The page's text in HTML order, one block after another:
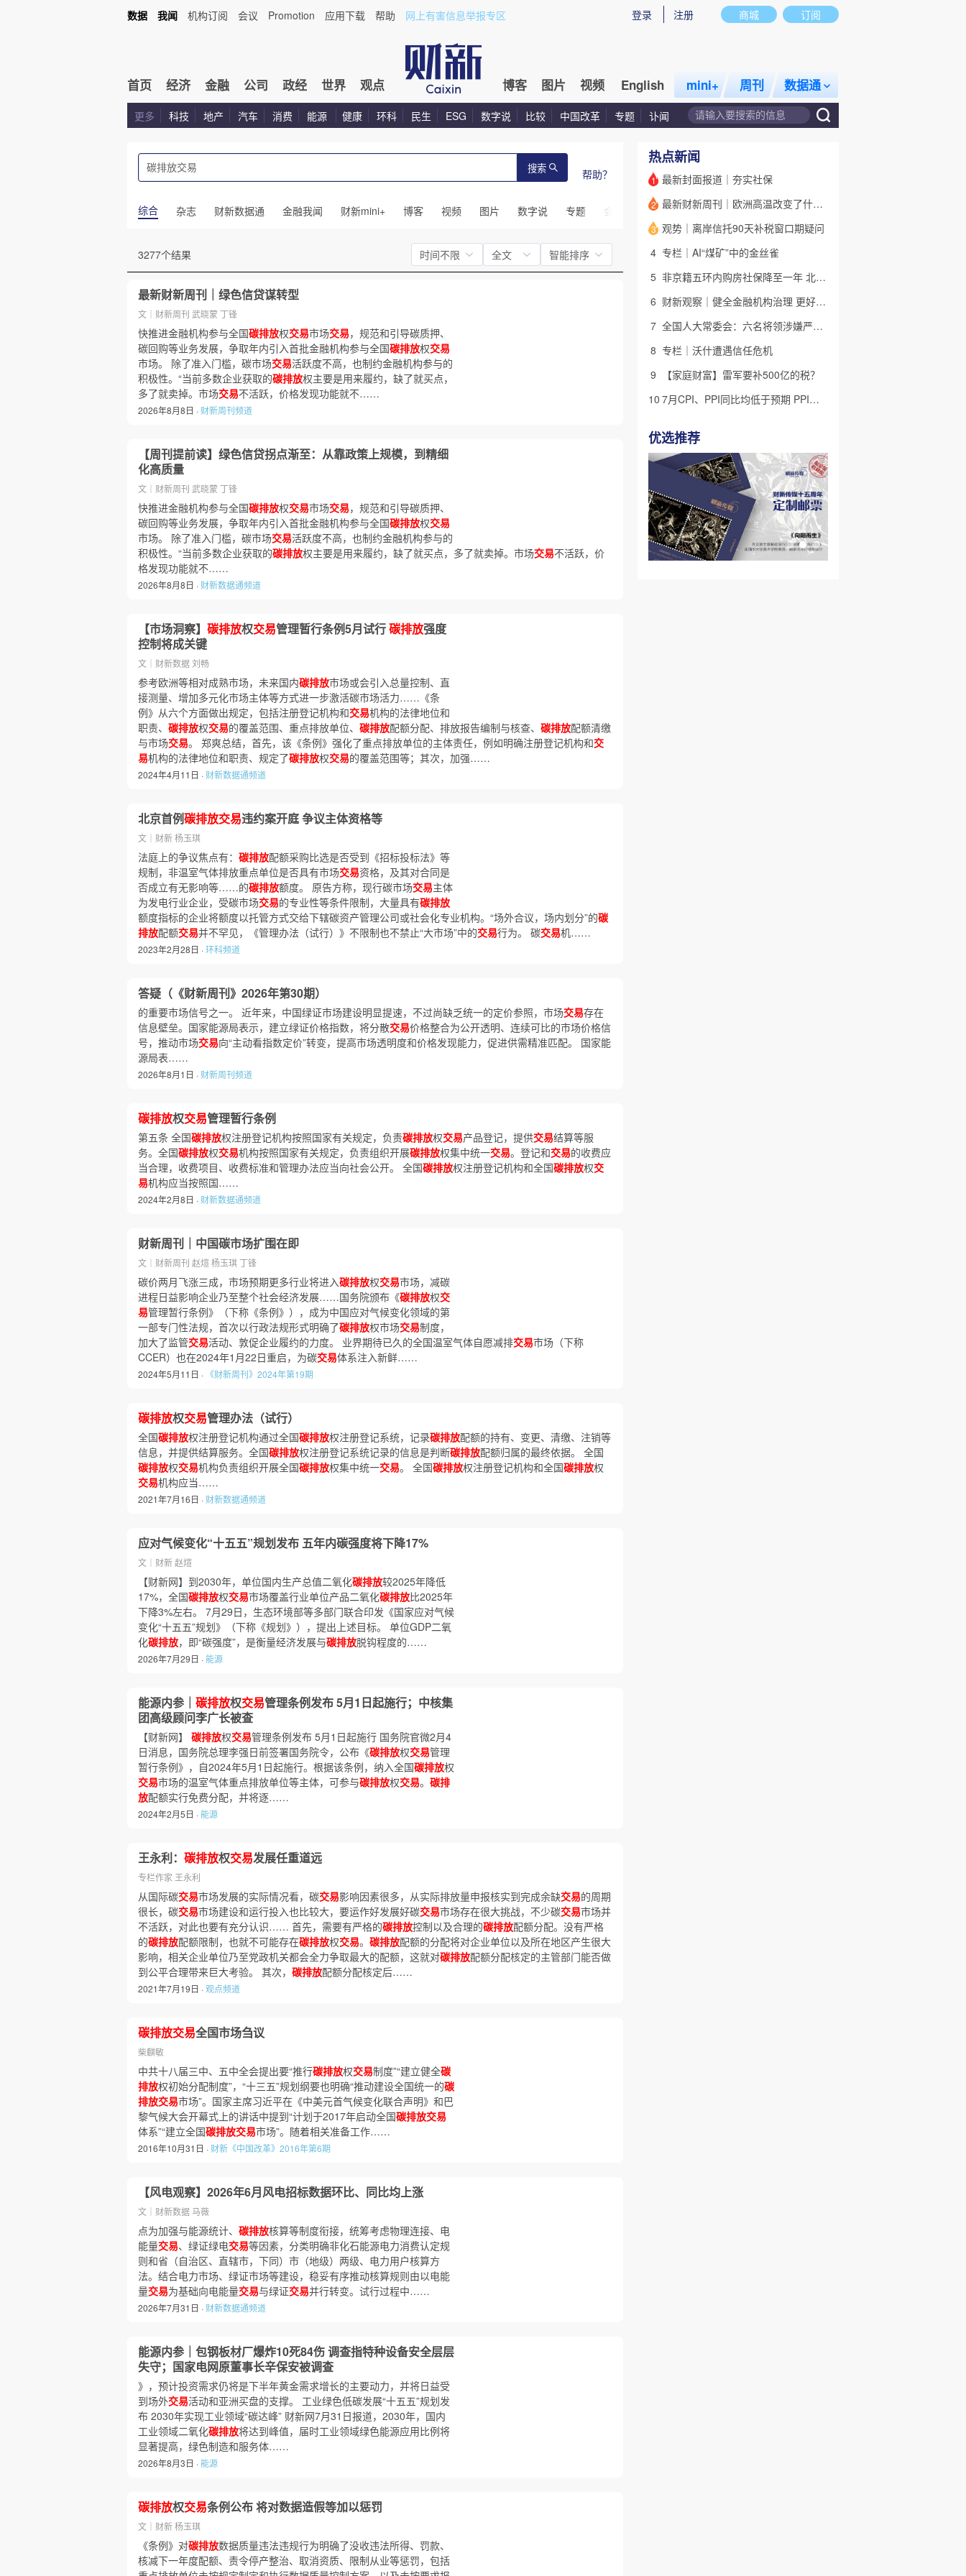
商城 订阅
登录 注册
数据 我闻 机构订阅 会议 Promotion 应用下载 帮助 网上有害信息举报专区
首页 经济 金融 公司 政经 世界 观点 博客 图片 视频 English mini+ 周刊 数据通
更多 科技 地产 汽车 消费 能源 健康 环科 民生 ESG 数字说 比较 中国改革 专题 讣闻
搜索 帮助？
综合 杂志 财新数据通 金融我闻 财新mini+ 博客 视频 图片 数字说 专题 会议 话题 特别呈现 私房课
3277个结果 时间不限 全文 智能排序
最新财新周刊｜绿色信贷谋转型
文｜财新周刊 武晓蒙 丁锋
快推进金融机构参与全国碳排放权交易市场交易，规范和引导碳质押、
碳回购等业务发展，争取年内引入首批金融机构参与全国碳排放权交易
市场。 除了准入门槛，碳市场交易活跃度不高，也制约金融机构参与的
积极性。“当前多数企业获取的碳排放权主要是用来履约，缺了就买点，
多了就卖掉。市场交易不活跃，价格发现功能就不……
2026年8月8日 · 财新周刊频道
【周刊提前读】绿色信贷拐点渐至：从靠政策上规模，到精细
化高质量
文｜财新周刊 武晓蒙 丁锋
快推进金融机构参与全国碳排放权交易市场交易，规范和引导碳质押、
碳回购等业务发展，争取年内引入首批金融机构参与全国碳排放权交易
市场。 除了准入门槛，碳市场交易活跃度不高，也制约金融机构参与的
积极性。“当前多数企业获取的碳排放权主要是用来履约，缺了就买点，多了就卖掉。市场交易不活跃，价
格发现功能就不……
2026年8月8日 · 财新数据通频道
【市场洞察】 碳排放权交易管理暂行条例5月试行碳排放强度
控制将成关键
文｜财新数据 刘畅
参考欧洲等相对成熟市场，未来国内碳排放市场或会引入总量控制、直
接测量、增加多元化市场主体等方式进一步激活碳市场活力……《条
例》从六个方面做出规定，包括注册登记机构和交易机构的法律地位和
职责、 碳排放权交易的覆盖范围、重点排放单位、 碳排放配额分配、排放报告编制与核查、 碳排放配额清缴
与市场交易。 郑爽总结，首先，该《条例》强化了重点排放单位的主体责任，例如明确注册登记机构和交
易机构的法律地位和职责、规定了碳排放权交易的覆盖范围等；其次，加强……
2024年4月11日 · 财新数据通频道
北京首例碳排放交易违约案开庭 争议主体资格等
文｜财新 杨玉琪
法庭上的争议焦点有： 碳排放配额采购比选是否受到《招标投标法》等
规制，非温室气体排放重点单位是否具有市场交易资格，及其对合同是
否成立有无影响等……的碳排放额度。 原告方称，现行碳市场交易主体
为发电行业企业，受碳市场交易的专业性等条件限制，大量具有碳排放
额度指标的企业将额度以托管方式交给下辖碳资产管理公司或社会化专业机构。“场外合议，场内划分”的碳
排放配额交易并不罕见，《管理办法（试行）》不限制也不禁止“大市场”中的交易行为。 碳交易机……
2023年2月28日 ·环科频道
答疑（《财新周刊》2026年第30期）
的重要市场信号之一。 近年来，中国绿证市场建设明显提速，不过尚缺乏统一的定价参照，市场交易存在
信息壁垒。国家能源局表示，建立绿证价格指数，将分散交易价格整合为公开透明、连续可比的市场价格信
号，推动市场交易向“主动看指数定价”转变，提高市场透明度和价格发现能力，促进供需精准匹配。 国家能
源局表……
2026年8月1日 · 财新周刊频道
碳排放权交易管理暂行条例
第五条 全国碳排放权注册登记机构按照国家有关规定，负责碳排放权交易产品登记，提供交易结算等服
务。全国碳排放权交易机构按照国家有关规定，负责组织开展碳排放权集中统一交易。登记和交易的收费应
当合理，收费项目、收费标准和管理办法应当向社会公开。 全国碳排放权注册登记机构和全国碳排放权交
易机构应当按照国……
2024年2月8日 · 财新数据通频道
财新周刊｜中国碳市场扩围在即
文｜财新周刊 赵煊 杨玉琪 丁锋
碳价两月飞涨三成，市场预期更多行业将进入碳排放权交易市场，减碳
进程日益影响企业乃至整个社会经济发展……国务院颁布《碳排放权交
易管理暂行条例》（下称《条例》），成为中国应对气候变化领域的第
一部专门性法规，首次以行政法规形式明确了碳排放权市场交易制度，
加大了监管交易活动、敦促企业履约的力度。 业界期待已久的全国温室气体自愿减排交易市场（下称
CCER）也在2024年1月22日重启，为碳交易体系注入新鲜……
2024年5月11日 · 《财新周刊》2024年第19期
碳排放权交易管理办法（试行）
全国碳排放权注册登记机构通过全国碳排放权注册登记系统，记录碳排放配额的持有、变更、清缴、注销等
信息，并提供结算服务。全国碳排放权注册登记系统记录的信息是判断碳排放配额归属的最终依据。 全国
碳排放权交易机构负责组织开展全国碳排放权集中统一交易。 全国碳排放权注册登记机构和全国碳排放权
交易机构应当……
2021年7月16日 · 财新数据通频道
应对气候变化“十五五”规划发布 五年内碳强度将下降17%
文｜财新 赵煊
【财新网】到2030年，单位国内生产总值二氧化碳排放较2025年降低
17%，全国碳排放权交易市场覆盖行业单位产品二氧化碳排放比2025年
下降3%左右。 7月29日，生态环境部等多部门联合印发《国家应对气候
变化“十五五”规划》（下称《规划》），提出上述目标。 单位GDP二氧
化碳排放，即“碳强度”，是衡量经济发展与碳排放脱钩程度的……
2026年7月29日 · 能源
能源内参｜ 碳排放权交易管理条例发布 5月1日起施行；中核集
团高级顾问李广长被查
【财新网】 碳排放权交易管理条例发布 5月1日起施行 国务院官微2月4
日消息，国务院总理李强日前签署国务院令，公布《碳排放权交易管理
暂行条例》，自2024年5月1日起施行。根据该条例，纳入全国碳排放权
交易市场的温室气体重点排放单位等主体，可参与碳排放权交易。 碳排
放配额实行免费分配，并将逐……
2024年2月5日 · 能源
王永利： 碳排放权交易发展任重道远
专栏作家 王永利
从国际碳交易市场发展的实际情况看，碳交易影响因素很多，从实际排放量申报核实到完成余缺交易的周期
很长，碳交易市场建设和运行投入也比较大，要运作好发展好碳交易市场存在很大挑战，不少碳交易市场并
不活跃，对此也要有充分认识…… 首先，需要有严格的碳排放控制以及合理的碳排放配额分配。没有严格
的碳排放配额限制，也就不可能存在碳排放权交易。 碳排放配额的分配将对企业单位以及所在地区产生很大
影响，相关企业单位乃至党政机关都会全力争取最大的配额，这就对碳排放配额分配核定的主管部门能否做
到公平合理带来巨大考验。 其次， 碳排放配额分配核定后……
2021年7月19日 ·观点频道
碳排放交易全国市场刍议
柴麒敏
中共十八届三中、五中全会提出要“推行碳排放权交易制度”“建立健全碳
排放权初始分配制度”，“十三五”规划纲要也明确“推动建设全国统一的碳
排放交易市场”。国家主席习近平在《中美元首气候变化联合声明》和巴
黎气候大会开幕式上的讲话中提到“计划于2017年启动全国碳排放交易
体系”“建立全国碳排放交易市场”。随着相关准备工作……
2016年10月31日 · 财新《中国改革》2016年第6期
【风电观察】2026年6月风电招标数据环比、同比均上涨
文｜财新数据 马薇
点为加强与能源统计、 碳排放核算等制度衔接，统筹考虑物理连接、电
能量交易、绿证绿电交易等因素，分类明确非化石能源电力消费认定规
则和省（自治区、直辖市，下同）市（地级）两级、电力用户核算方
法。结合电力市场、绿证市场等建设，稳妥有序推动核算规则由以电能
量交易为基础向电能量交易与绿证交易并行转变。试行过程中……
2026年7月31日 · 财新数据通频道
能源内参｜包钢板材厂爆炸10死84伤 调查指特种设备安全层层
失守；国家电网原董事长辛保安被调查
》，预计投资需求仍将是下半年黄金需求增长的主要动力，并将日益受
到场外交易活动和亚洲买盘的支撑。 工业绿色低碳发展“十五五”规划发
布 2030年实现工业领域“碳达峰” 财新网7月31日报道，2030年，国内
工业领域二氧化碳排放将达到峰值，届时工业领域绿色能源应用比例将
显著提高，绿色制造和服务体……
2026年8月3日 · 能源
碳排放权交易条例公布 将对数据造假等加以惩罚
文｜财新 杨玉琪
《条例》对碳排放数据质量违法违规行为明确了没收违法所得、罚款、
核减下一年度配额、责令停产整治、取消资质、限制从业等惩罚，包括
热点新闻
1 最新封面报道｜夯实社保
2 最新财新周刊｜欧洲高温改变了什么？
3 观势｜离岸信托90天补税窗口期疑问
4 专栏｜AI“煤矿”中的金丝雀
5
非京籍五环内购房社保降至一年 北京市公积金最高可贷340万元
6
财新观察｜健全金融机构治理 更好服务高质量发展
7
全国人大常委会：六名将领涉嫌严重违纪违法 被罢免全国人大代表
8 专栏｜沃什遭遇信任危机
9
【家庭财富】雷军要补500亿的税？
10
7月CPI、PPI同比均低于预期 PPI同比结束持续改善、高位回落
优选推荐